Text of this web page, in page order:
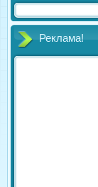
Реклама!